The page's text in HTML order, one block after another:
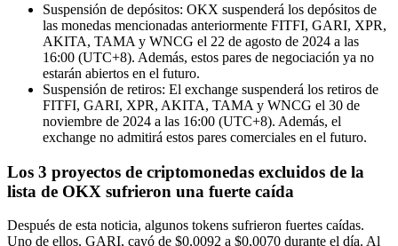
Suspensión de depósitos: OKX suspenderá los depósitos de
las monedas mencionadas anteriormente FITFI, GARI, XPR,
AKITA, TAMA y WNCG el 22 de agosto de 2024 a las
16:00 (UTC+8). Además, estos pares de negociación ya no
estarán abiertos en el futuro.
Suspensión de retiros: El exchange suspenderá los retiros de
FITFI, GARI, XPR, AKITA, TAMA y WNCG el 30 de
noviembre de 2024 a las 16:00 (UTC+8). Además, el
exchange no admitirá estos pares comerciales en el futuro.
Los 3 proyectos de criptomonedas excluidos de la
lista de OKX sufrieron una fuerte caída
Después de esta noticia, algunos tokens sufrieron fuertes caídas.
Uno de ellos, GARI, cayó de $0,0092 a $0,0070 durante el día. Al